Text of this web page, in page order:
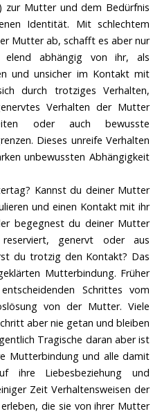
zur Mutter und dem Bedürfnis
Identität. Mit schlechtem
Mutter ab, schafft es aber nur
elend abhängig von ihr, als
und unsicher im Kontakt mit
durch trotziges Verhalten,
Verhalten der Mutter
oder auch bewusste
Dieses unreife Verhalten
unbewussten Abhängigkeit
Kannst du deiner Mutter
und einen Kontakt mit ihr
begegnest du deiner Mutter
genervt oder aus
du trotzig den Kontakt? Das
Mutterbindung. Früher
Schrittes vom
von der Mutter. Viele
aber nie getan und bleiben
Tragische daran aber ist
Mutterbindung und alle damit
ihre Liebesbeziehung und
Zeit Verhaltensweisen der
die sie von ihrer Mutter